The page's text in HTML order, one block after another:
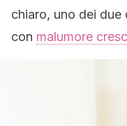
chiaro, uno dei
con malumore